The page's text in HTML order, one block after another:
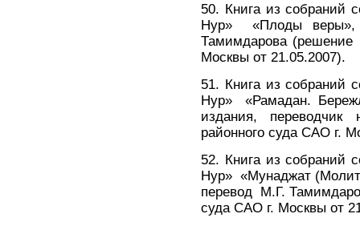
50. Книга из собраний
Нур» «Плоды веры»,
Тамимдарова (решение
Москвы от 21.05.2007).
51. Книга из собраний
Нур» «Рамадан.
издания, переводчик
районного суда САО г.
52. Книга из собраний
Нур» «Мунаджат
перевод М.Г.
суда САО г. Москвы от